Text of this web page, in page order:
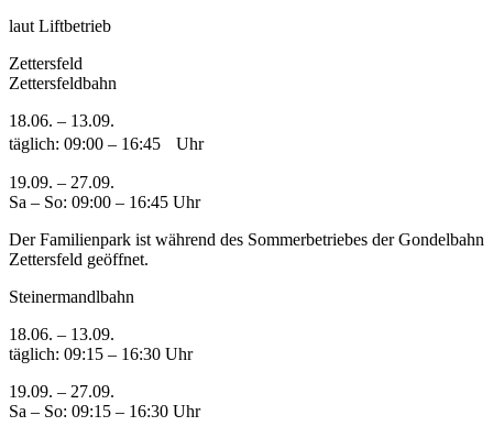
laut Liftbetrieb
Zettersfeld
Zettersfeldbahn
18.06. – 13.09.
täglich: 09:00 – 16:45 Uhr
19.09. – 27.09.
Sa – So: 09:00 – 16:45 Uhr
Der Familienpark ist während des Sommerbetriebes der Gondelbahn
Zettersfeld geöffnet.
Steinermandlbahn
18.06. – 13.09.
täglich: 09:15 – 16:30 Uhr
19.09. – 27.09.
Sa – So: 09:15 – 16:30 Uhr